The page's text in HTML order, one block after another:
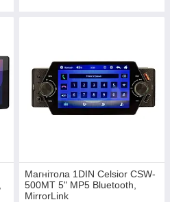
Магнітола 1DIN Celsior CSW-
500MT 5" MP5 Bluetooth,
MirrorLink